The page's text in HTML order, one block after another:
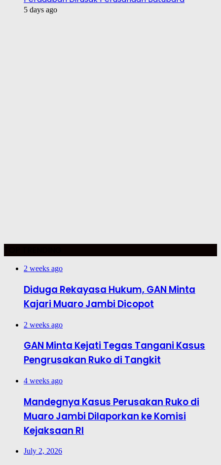
5 days ago
2 weeks ago
Diduga Rekayasa Hukum, GAN Minta
Kajari Muaro Jambi Dicopot
2 weeks ago
GAN Minta Kejati Tegas Tangani Kasus
Pengrusakan Ruko di Tangkit
4 weeks ago
Mandegnya Kasus Perusakan Ruko di
Muaro Jambi Dilaporkan ke Komisi
Kejaksaan RI
July 2, 2026